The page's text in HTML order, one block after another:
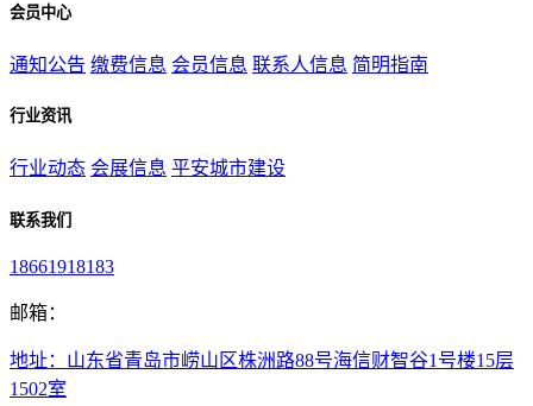
会员中心
通知公告 缴费信息 会员信息 联系人信息 简明指南
行业资讯
行业动态 会展信息 平安城市建设
联系我们
18661918183
邮箱：
地址：山东省青岛市崂山区株洲路88号海信财智谷1号楼15层
1502室